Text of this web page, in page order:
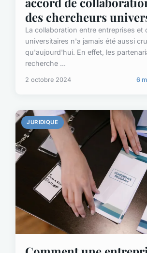
des chercheurs
La collaboration entre entreprises et
universitaires n'a jamais été aussi
qu'aujourd'hui. En effet, les
recherche ...
2 octobre 2024 6
JURIDIQUE